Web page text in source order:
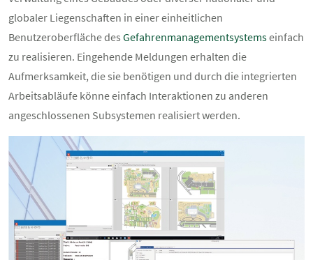
globaler Liegenschaften in einer einheitlichen
Benutzeroberfläche des Gefahrenmanagementsystemseinfach
zu realisieren. Eingehende Meldungen erhalten die
Aufmerksamkeit, die sie benötigen und durch die integrierten
Arbeitsabläufe könne einfach Interaktionen zu anderen
angeschlossenen Subsystemen realisiert werden.